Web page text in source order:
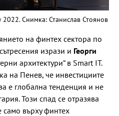
Снимка: Станислав Стоянов
на финтех сектора по
изрази и Георги
архитектури“ в Smart IT.
на Пенев, че инвестициите
е глобална тенденция и не
Този спад се отразява
само върху финтех